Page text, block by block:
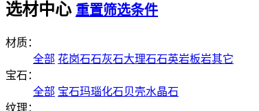
选材中心 重置筛选条件
材质：
全部 花岗石石灰石大理石石英岩板岩其它
宝石：
全部 宝石玛瑙化石贝壳水晶石
纹理：